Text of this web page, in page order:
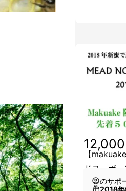
【
ドヌーボ
のサポ
2018